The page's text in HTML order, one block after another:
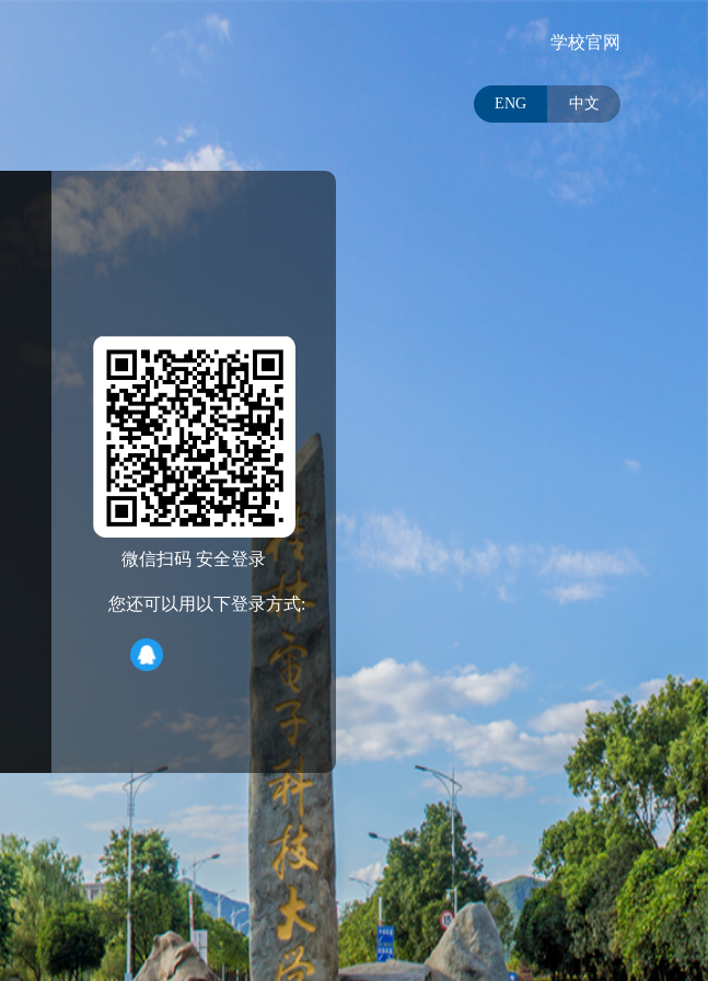
学校官网
ENG 中文
微信扫码 安全登录
您还可以用以下登录方式: